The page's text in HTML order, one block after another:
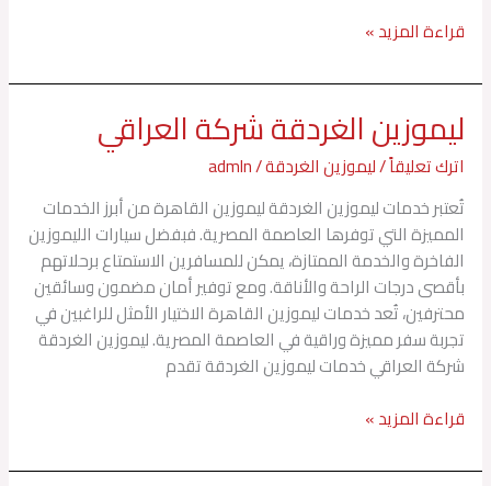
قراءة المزيد »
ليموزين الغردقة شركة العراقي
اترك تعليقاً/ليموزين الغردقة/
admln
تُعتبر خدمات ليموزين الغردقة ليموزين القاهرة من أبرز الخدمات
المميزة التي توفرها العاصمة المصرية. فبفضل سيارات الليموزين
الفاخرة والخدمة الممتازة، يمكن للمسافرين الاستمتاع برحلاتهم
بأقصى درجات الراحة والأناقة. ومع توفير أمان مضمون وسائقين
محترفين، تُعد خدمات ليموزين القاهرة الاختيار الأمثل للراغبين في
تجربة سفر مميزة وراقية في العاصمة المصرية. ليموزين الغردقة
شركة العراقي خدمات ليموزين الغردقة تقدم
ليموزين
الغردقة
شركة
العراقي
قراءة المزيد »